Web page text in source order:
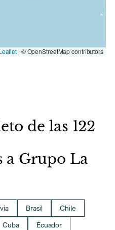
| © OpenStreetMap contributors
de las 122
a Grupo La
Brasil
Chile
Cuba
Ecuador